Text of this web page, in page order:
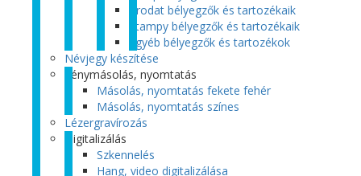
Trodat bélyegzők és tartozékaik
Stampy bélyegzők és tartozékaik
Egyéb bélyegzők és tartozékok
Névjegy készítése
Fénymásolás, nyomtatás
Másolás, nyomtatás fekete fehér
Másolás, nyomtatás színes
Lézergravírozás
Digitalizálás
Szkennelés
Hang, video digitalizálása